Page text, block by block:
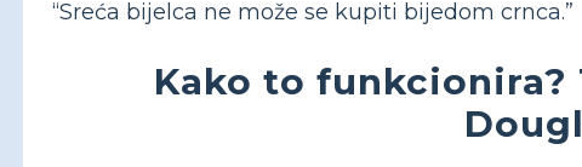
“Sreća bijelca ne može se kupiti bijedom crnca.”
Kako to